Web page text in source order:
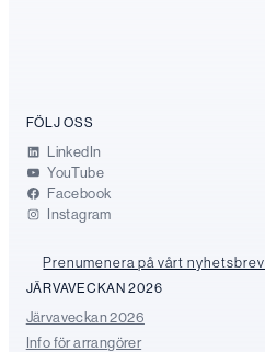
FÖLJ OSS
LinkedIn
YouTube
Facebook
Instagram
Prenumenera på vårt nyhetsbrev
JÄRVAVECKAN 2026
Järvaveckan 2026
Info för arrangörer